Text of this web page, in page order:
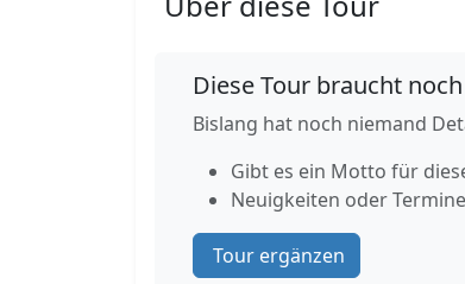
Diese Tour braucht
Bislang hat noch niemand
Gibt es ein Motto für
Neuigkeiten oder
Tour ergänzen